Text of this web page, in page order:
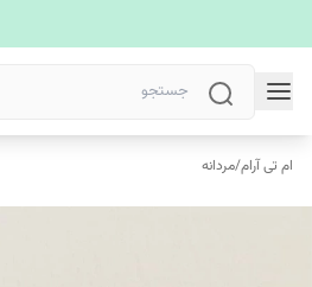
ام تی آرام/مردانه